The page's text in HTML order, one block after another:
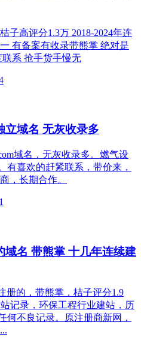
子高评分1.3万 2018-2024年连
有备案有收录带熊掌 绝对是
系 抢手货手慢无
立域名 无灰收录多
域名，无灰收录多。燃气设
有喜欢的赶紧联系，带价来，
，长期合作。
域名 带熊掌 十几年连续建
册的，带熊掌，桔子评分1.9
记录，环保工程行业建站，历
何不良记录。原注册商新网，